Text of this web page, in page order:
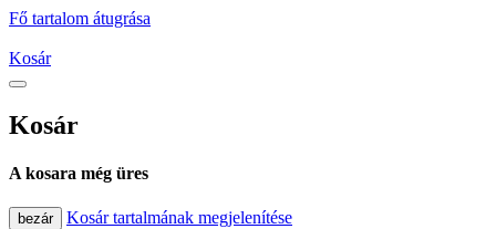
Fő tartalom átugrása
Kosár
Kosár
A kosara még üres
bezár
Kosár tartalmának megjelenítése